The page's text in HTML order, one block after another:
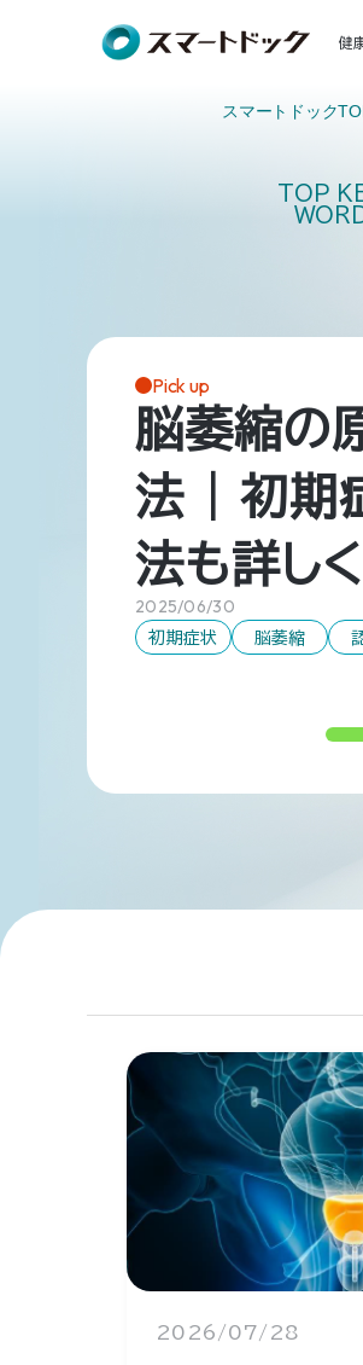
健
スマートドック
TOP
Pick up
脳萎縮の
法 | 初期
法も詳し
2025/06/30
初期症状 脳萎縮
2026/07/28